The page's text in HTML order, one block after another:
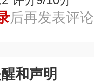
后再发表评论
和声明